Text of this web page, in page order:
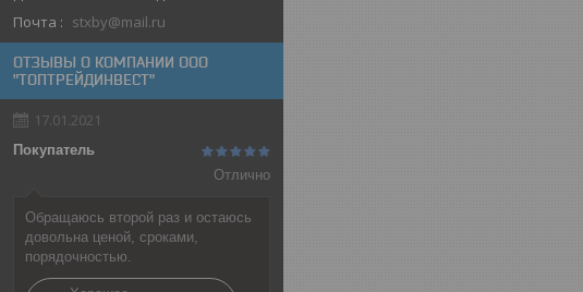
Почта stxby@mail.ru
ОТЗЫВЫ О КОМПАНИИ ООО
"ТОПТРЕЙДИНВЕСТ"
17.01.2021
Покупатель
Отлично
Обращаюсь второй раз и остаюсь
довольна ценой, сроками,
порядочностью.